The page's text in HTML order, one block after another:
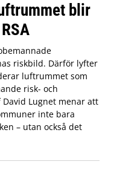
blir
riskbild. Därför lyfter
luftrummet som
risk- och
Lugnet menar att
inte bara
– utan också det